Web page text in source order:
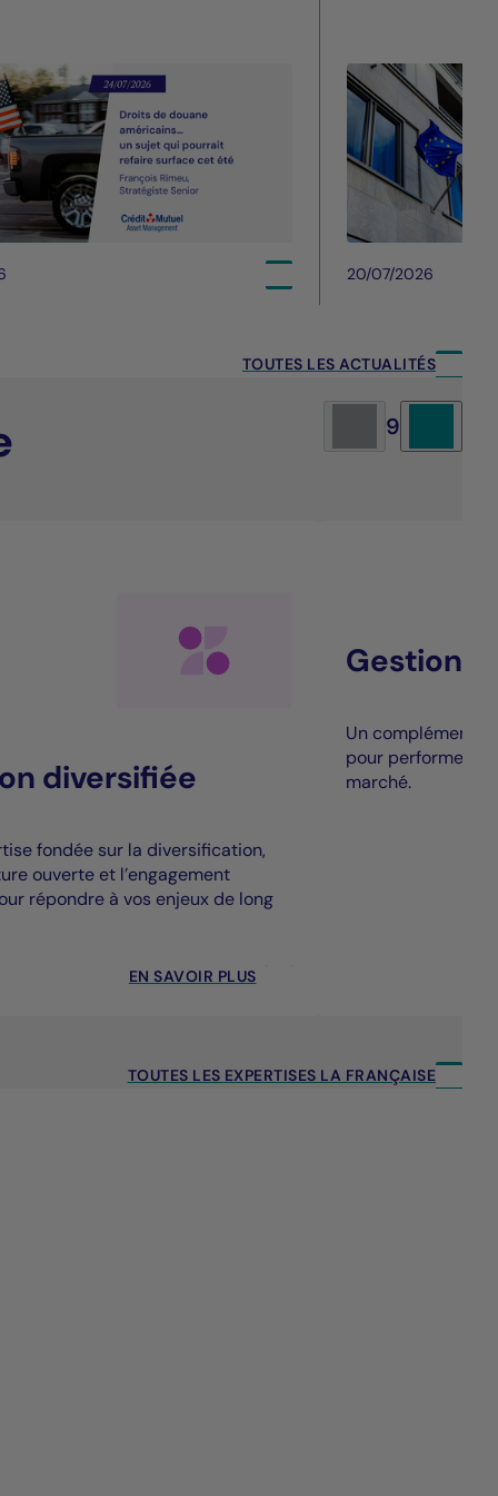
20/07/2026
TOUTES LES ACTUALITÉS
9
diversifiée
fondée sur la diversification,
ouverte et l’engagement
répondre à vos enjeux de long
EN SAVOIR PLUS
Gestion
Un complément
pour performer
marché.
TOUTES LES EXPERTISES LA FRANÇAISE